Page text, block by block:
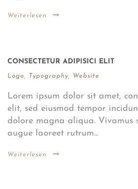
Weiterlesen
CONSECTETUR ADIPISICI ELIT
Logo Typography Website
Lorem ipsum dolor sit amet,
elit, sed eiusmod tempor
dolore magna aliqua. Vivamus
augue laoreet rutrum...
Weiterlesen